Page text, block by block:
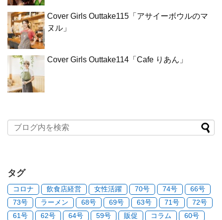
Cover Girls Outtake115「アサイーボウルのマ
ヌル」
Cover Girls Outtake114「Cafe りあん」
タグ
コロナ 飲食店経営 女性活躍 70号 74号
66号
73号
ラーメン 68号 69号 63号 71号
72号
61号
62号 64号 59号 販促 コラム
60号